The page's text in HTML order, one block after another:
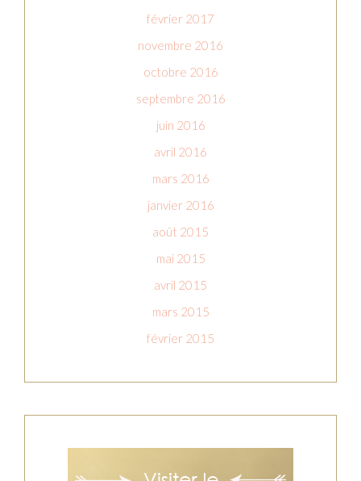
février 2017
novembre 2016
octobre 2016
septembre 2016
juin 2016
avril 2016
mars 2016
janvier 2016
août 2015
mai 2015
avril 2015
mars 2015
février 2015